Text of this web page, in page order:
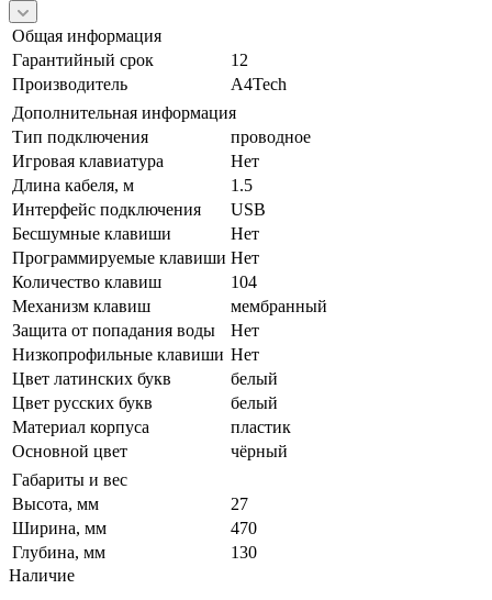
Общая информация
Гарантийный срок
12
Производитель
A4Tech
Дополнительная информация
Тип подключения
проводное
Игровая клавиатура
Нет
Длина кабеля, м
1.5
Интерфейс подключения
USB
Бесшумные клавиши
Нет
Программируемые клавиши Нет
Количество клавиш
104
Механизм клавиш
мембранный
Защита от попадания воды
Нет
Низкопрофильные клавиши Нет
Цвет латинских букв
белый
Цвет русских букв
белый
Материал корпуса
пластик
Основной цвет
чёрный
Габариты и вес
Высота, мм
27
Ширина, мм
470
Глубина, мм
130
Наличие